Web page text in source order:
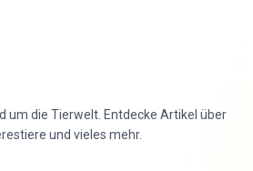
um die Tierwelt. Entdecke Artikel über
und vieles mehr.